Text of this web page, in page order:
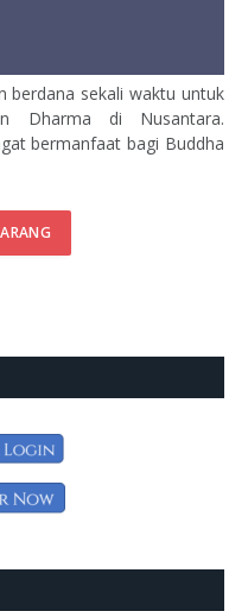
berdana sekali waktu untuk
Dharma di Nusantara.
bermanfaat bagi Buddha